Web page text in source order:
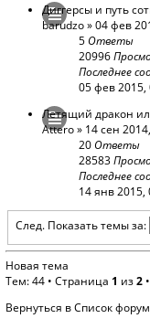
Диггерсы и путь
barudzo» 04 фев
5Ответы
20996
Последнее
05 фев 2015,
Летящий дракон
Attero» 14 сен
20Ответы
28583
Последнее
14 янв 2015,
След. Показать темы за:
Новая тема
Тем: 44 • Страница 1 из2 •
Вернуться в Список